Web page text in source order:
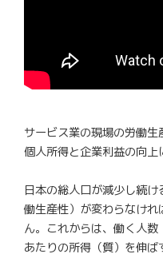
サービス業の現場の労働生
個人所得と企業利益の向上
日本の総人口が減少し続
働生産性）が変わらなけ
ん。これからは、働く人
あたりの所得（質）を伸ば